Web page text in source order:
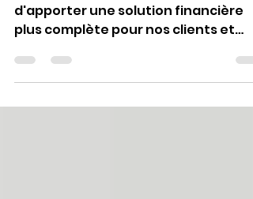
vous dès maintenant !
se préparer à la retraite permet
d'apporter une solution financière